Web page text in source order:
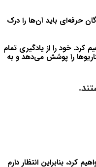
حرفه‌ای باید آن‌ها را درک
کرد. خود را از یادگیری تمام
در طراحی نجات دهید. روی ۲۰٪ تمرکز کنید که ۸۰٪ از سناریوها را پوشش می‌دهد و به
کرد، بنابراین انتظار دارم